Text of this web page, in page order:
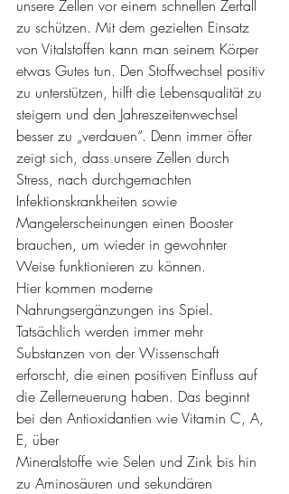
unsere Zellen vor einem schnellen Zerfall
zu schützen. Mit dem gezielten Einsatz
von Vitalstoffen kann man seinem Körper
etwas Gutes tun. Den Stoffwechsel positiv
zu unterstützen, hilft die Lebensqualität zu
steigern und den Jahreszeitenwechsel
besser zu „verdauen“. Denn immer öfter
zeigt sich, dass unsere Zellen durch
Stress, nach durchgemachten
Infektionskrankheiten sowie
Mangelerscheinungen einen Booster
brauchen, um wieder in gewohnter
Weise funktionieren zu können.
Hier kommen moderne
Nahrungsergänzungen ins Spiel.
Tatsächlich werden immer mehr
Substanzen von der Wissenschaft
erforscht, die einen positiven Einfluss auf
die Zellerneuerung haben. Das beginnt
bei den Antioxidantien wie Vitamin C, A,
E, über
Mineralstoffe wie Selen und Zink bis hin
zu Aminosäuren und sekundären